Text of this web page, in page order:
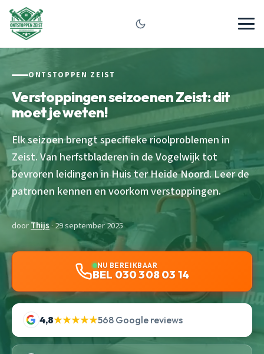
ONTSTOPPEN ZEIST
Verstoppingen seizoenen Zeist: dit
moet je weten!
Elk seizoen brengt specifieke rioolproblemen in
Zeist. Van herfstbladeren in de Vogelwijk tot
bevroren leidingen in Huis ter Heide Noord. Leer de
patronen kennen en voorkom verstoppingen.
doorThijs· 29 september 2025
NU BEREIKBAAR
BEL 030 308 03 14
4,8★★★★★568 Google reviews